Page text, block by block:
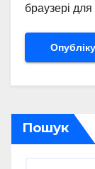
браузері
Пошук